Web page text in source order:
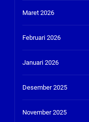
Maret 2026
Februari 2026
Januari 2026
Desember 2025
November 2025